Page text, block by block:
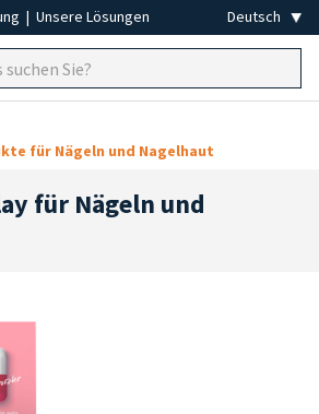
| Unsere Lösungen
für Nägeln und Nagelhaut
für Nägeln und